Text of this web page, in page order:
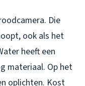
Die
ook als het
heeft een
materiaal. Op het
oplichten. Kost